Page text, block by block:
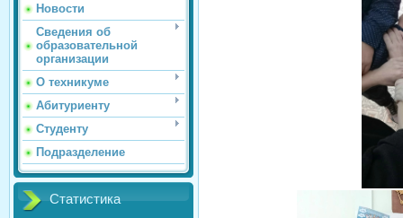
Новости
Сведения об
образовательной
организации
О техникуме
Абитуриенту
Студенту
Подразделение
Статистика